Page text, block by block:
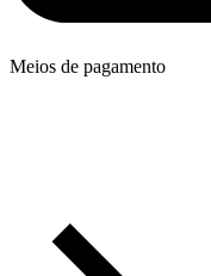
Meios de pagamento